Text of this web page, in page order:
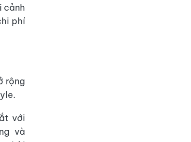
cảnh
phí
rộng
với
và